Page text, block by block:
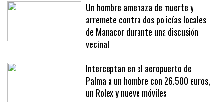
Un hombre amenaza de muerte y
arremete contra dos policías locales
de Manacor durante una discusión
vecinal
Interceptan en el aeropuerto de
Palma a un hombre con 26.500 euros,
un Rolex y nueve móviles